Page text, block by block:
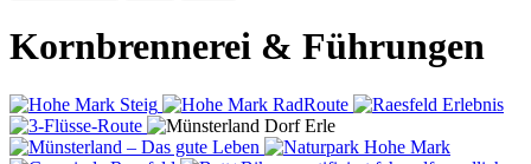
Kornbrennerei & Führungen